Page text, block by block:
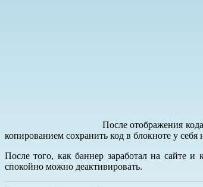
После отображения
копированием сохранить код в блокноте у
После того, как баннер заработал на сайте
спокойно можно деактивировать.